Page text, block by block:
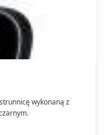
wykonaną z